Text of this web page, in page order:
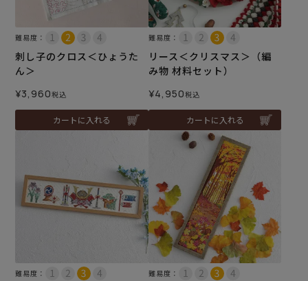
難易度：
刺し子のクロス＜ひょうた
ん＞
¥3,960税込
カートに入れる
難易度：
リース＜クリスマス＞（編
み物 材料セット）
¥4,950税込
カートに入れる
難易度： 難易度：